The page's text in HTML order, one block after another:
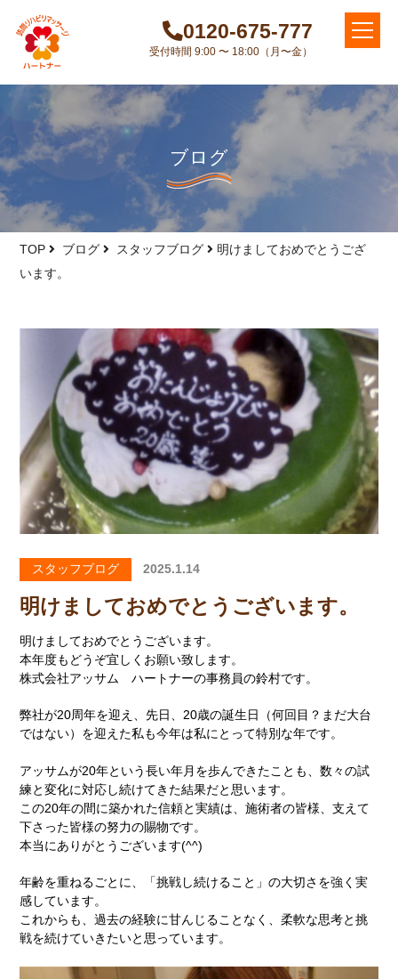
0120-675-777
受付時間 9:00 〜 18:00（月〜金）
ブログ
TOP ブログ スタッフブログ
明けましておめでとうござ
います。
スタッフブログ 2025.1.14
明けましておめでとうございます。
明けましておめでとうございます。
本年度もどうぞ宜しくお願い致します。
株式会社アッサム ハートナーの事務員の鈴村です。
弊社が20周年を迎え、先日、20歳の誕生日（何回目？まだ大台
ではない）を迎えた私も今年は私にとって特別な年です。
アッサムが20年という長い年月を歩んできたことも、数々の試
練と変化に対応し続けてきた結果だと思います。
この20年の間に築かれた信頼と実績は、施術者の皆様、支えて
下さった皆様の努力の賜物です。
本当にありがとうございます(^^)
年齢を重ねるごとに、「挑戦し続けること」の大切さを強く実
感しています。
これからも、過去の経験に甘んじることなく、柔軟な思考と挑
戦を続けていきたいと思っています。